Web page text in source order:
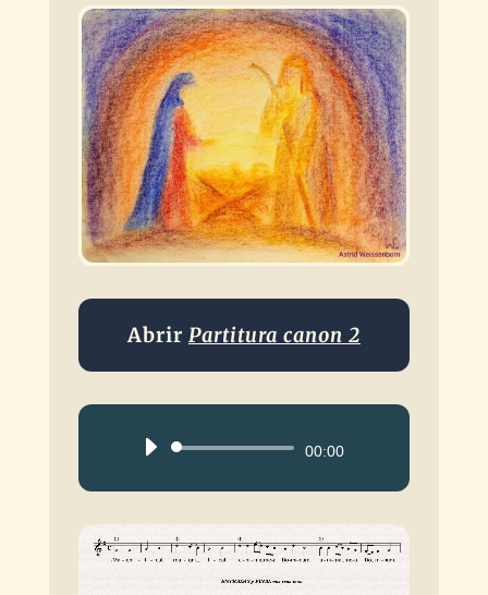
Abrir Partitura canon 2
Reproductor00:00